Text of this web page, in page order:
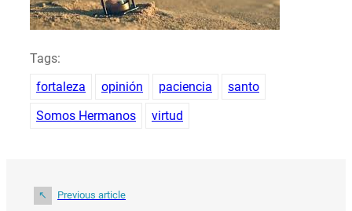
Tags:
fortaleza
opinión paciencia
santo
Somos Hermanos
virtud
Previous article